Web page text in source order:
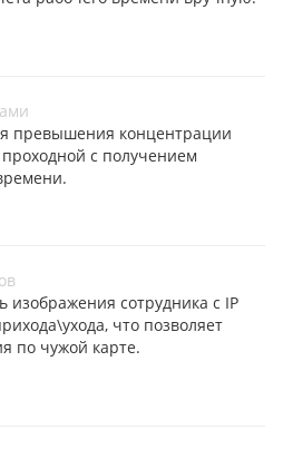
превышения концентрации
проходной с получением
изображения сотрудника с IP
что позволяет
по чужой карте.